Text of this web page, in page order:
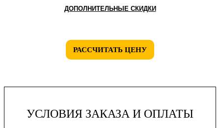
ДОПОЛНИТЕЛЬНЫЕ СКИДКИ
РАССЧИТАТЬ ЦЕНУ
УСЛОВИЯ ЗАКАЗА И ОПЛАТЫ